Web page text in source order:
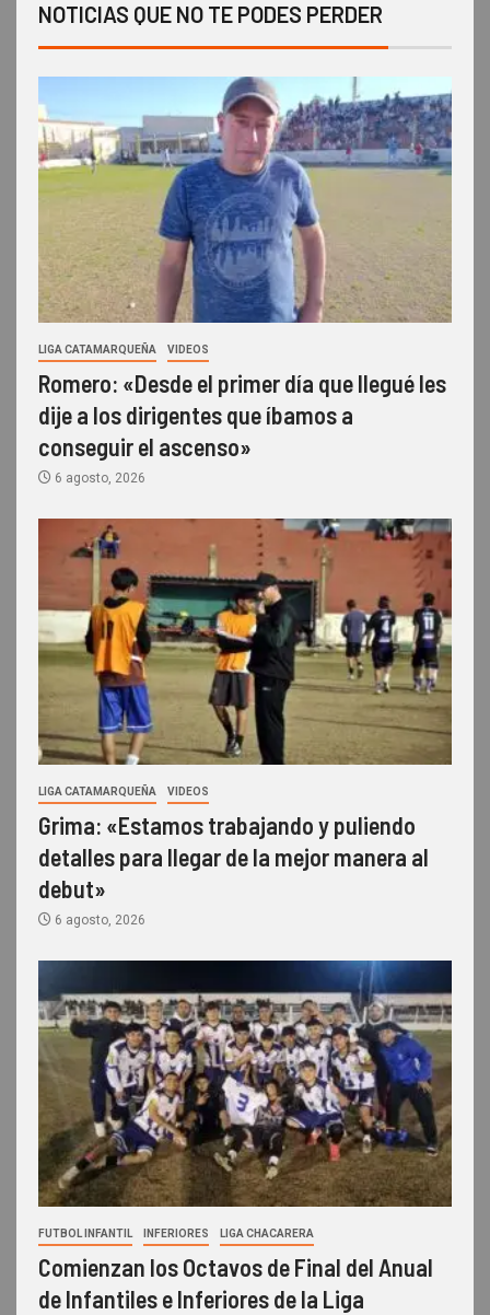
NOTICIAS QUE NO TE PODES PERDER
LIGA CATAMARQUEÑA VIDEOS
Romero: «Desde el primer día que llegué les
dije a los dirigentes que íbamos a
conseguir el ascenso»
6 agosto, 2026
LIGA CATAMARQUEÑA VIDEOS
Grima: «Estamos trabajando y puliendo
detalles para llegar de la mejor manera al
debut»
6 agosto, 2026
FUTBOL INFANTIL INFERIORES LIGA CHACARERA
Comienzan los Octavos de Final del Anual
de Infantiles e Inferiores de la Liga